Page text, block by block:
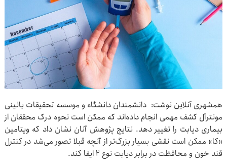
همشهری آنلاین نوشت: دانشمندان دانشگاه و موسسه تحقیقات بالینی
مونترآل کشف مهمی انجام داده‌اند که ممکن است نحوه درک محققان از
بیماری دیابت را تغییر دهد. نتایج پژوهش آنان نشان داد که ویتامین
«کا» ممکن است نقشی بسیار بزرگ‌تر از آنچه قبلا تصور می‌شد در کنترل
قند خون و محافظت در برابر دیابت نوع ۲ ایفا کند.